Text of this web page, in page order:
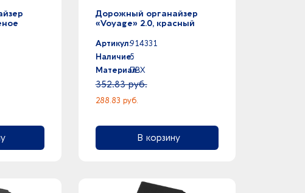
Дорожный органайзер
«Voyage» 2.0, красный
Артикул:914331
Наличие:
5
Материал:ПВХ
352.83 руб.
288.83 руб.
В корзину